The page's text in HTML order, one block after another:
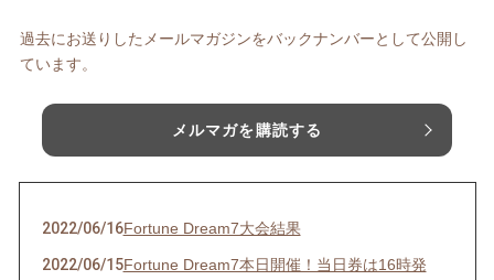
過去にお送りしたメールマガジンをバックナンバーとして公開し
ています。
メルマガを購読する
2022/06/16Fortune Dream7大会結果
2022/06/15Fortune Dream7本日開催！当日券は16時発